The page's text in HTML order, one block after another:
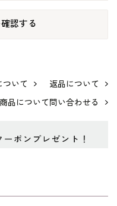
認する
ついて
返品について
品について問い合わせる